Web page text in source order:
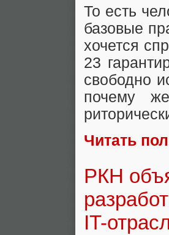
То есть
базовые
хочется
23
свободно
почему
Читать
РКН
IT-